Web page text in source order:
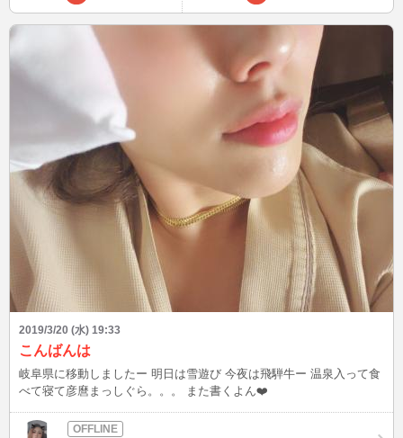
2019/3/20 (水) 19:33
こんばんは
岐阜県に移動しましたー 明日は雪遊び 今夜は飛騨牛ー 温泉入って食
べて寝て彦麿まっしぐら。。。 また書くよん❤️